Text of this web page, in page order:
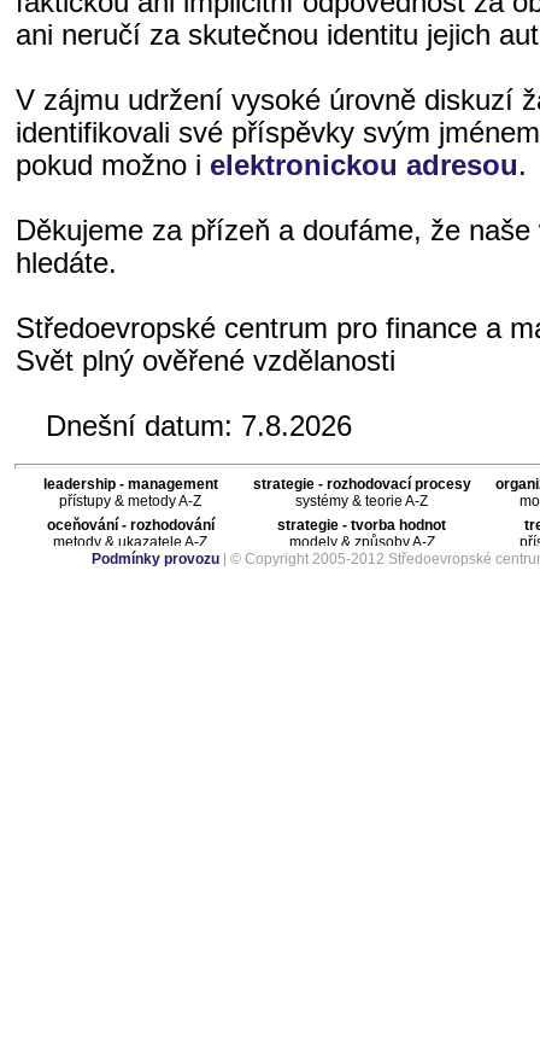
ani neručí za skutečnou identitu jejich
V zájmu udržení vysoké úrovně diskuzí
identifikovali své příspěvky svým
pokud možno i elektronickou adresou.
Děkujeme za přízeň a doufáme, že
hledáte.
Středoevropské centrum pro finance a
Svět plný ověřené vzdělanosti
Dnešní datum: 7.8.2026
leadership - management strategie - rozhodovací procesy
přístupy & metody A-Z
systémy & teorie A-Z
oceňování - rozhodování
strategie - tvorba hodnot
metody & ukazatele A-Z
modely & způsoby A-Z
Podmínky provozu| © Copyright 2005-2012 Středoevropské